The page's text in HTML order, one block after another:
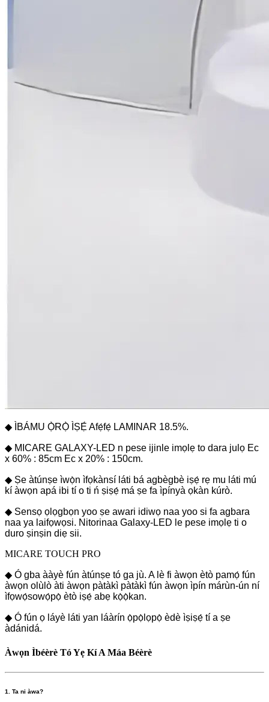
◆ ÌBÁMU Ọ̀RỌ̀ ÌṢẸ́ Afẹ́fẹ́ LAMINAR 18.5%.
◆ MICARE GALAXY-LED n pese ijinle imọlẹ to dara julọ Ec
x 60% : 85cm Ec x 20% : 150cm.
◆ Ṣe àtúnṣe ìwọ̀n ìfọkànsí láti bá agbègbè iṣẹ́ rẹ mu láti mú
kí àwọn apá ibi tí o ti ń ṣiṣẹ́ má ṣe fa ìpínyà ọkàn kúrò.
◆ Sensọ ọlọgbọn yoo ṣe awari idiwọ naa yoo si fa agbara
naa ya laifọwọsi. Nitorinaa Galaxy-LED le pese imọlẹ ti o
duro ṣinṣin diẹ sii.
MICARE TOUCH PRO
◆ Ó gba ààyè fún àtúnṣe tó ga jù. A lè fi àwọn ètò pamọ́ fún
àwọn olùlò àti àwọn pàtàkì pàtàkì fún àwọn ìpín márùn-ún ní
ìfọwọ́sowọ́pọ̀ ètò iṣẹ́ abẹ kọ̀ọ̀kan.
◆ Ó fún ọ láyè láti yan láàrín ọ̀pọ̀lọpọ̀ èdè ìṣiṣẹ́ tí a ṣe
àdánidá.
Àwọn Ìbéèrè Tó Yẹ Kí A Máa Béèrè
1. Ta ni àwa?